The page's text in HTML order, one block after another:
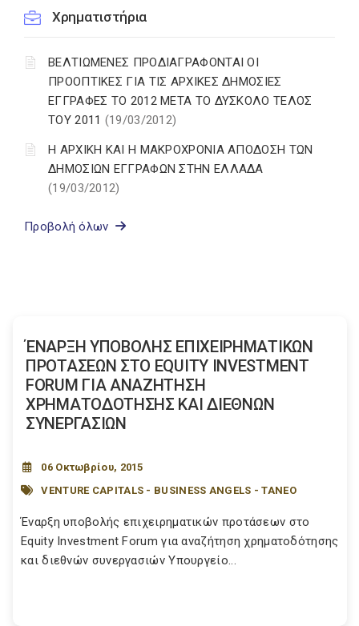
Χρηματιστήρια
ΒΕΛΤΙΩΜΕΝΕΣ ΠΡΟΔΙΑΓΡΑΦΟΝΤΑΙ ΟΙ
ΠΡΟΟΠΤΙΚΕΣ ΓΙΑ ΤΙΣ ΑΡΧΙΚΕΣ ΔΗΜΟΣΙΕΣ
ΕΓΓΡΑΦΕΣ ΤΟ 2012 ΜΕΤΑ ΤΟ ΔΥΣΚΟΛΟ ΤΕΛΟΣ
ΤΟΥ 2011 (19/03/2012)
Η ΑΡΧΙΚΗ ΚΑΙ Η ΜΑΚΡΟΧΡΟΝΙΑ ΑΠΟ∆ΟΣΗ ΤΩΝ
∆ΗΜΟΣΙΩΝ ΕΓΓΡΑΦΩΝ ΣΤΗΝ ΕΛΛΑ∆Α
(19/03/2012)
Προβολή όλων
ΈΝΑΡΞΗ ΥΠΟΒΟΛΗΣ ΕΠΙΧΕΙΡΗΜΑΤΙΚΩΝ
ΠΡΟΤΑΣΕΩΝ ΣΤΟ EQUITY INVESTMENT
FORUM ΓΙΑ ΑΝΑΖΗΤΗΣΗ
ΧΡΗΜΑΤΟΔΟΤΗΣΗΣ ΚΑΙ ΔΙΕΘΝΩΝ
ΣΥΝΕΡΓΑΣΙΩΝ
06 Οκτωβρίου, 2015
VENTURE CAPITALS - BUSINESS ANGELS - ΤΑΝΕΟ
Έναρξη υποβολής επιχειρηματικών προτάσεων στο
Equity Investment Forum για αναζήτηση χρηματοδότησης
και διεθνών συνεργασιών Υπουργείο...